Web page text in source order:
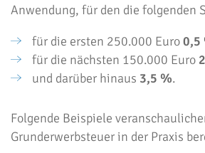
Anwendung, für den die folgenden
für die ersten 250.000 Euro0,5
für die nächsten 150.000 Euro
und darüber hinaus 3,5 %.
Folgende Beispiele
Grunderwerbsteuer in der Praxis